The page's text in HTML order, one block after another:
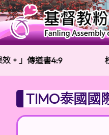
。」傳道書4:9
TIMO泰國國